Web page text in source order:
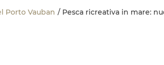
Porto Vauban Pesca ricreativa in mare: